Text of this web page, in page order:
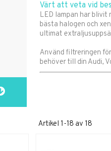
Värt att veta vid
LED lampan har blivit
bästa halogen och
ultimat
Använd filtreringen
behöver till din Audi,
Artikel 1-18 av 18